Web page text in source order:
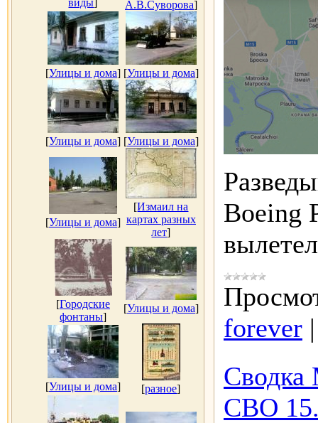
виды А.В.Суворова]
[Улицы и дома] [Улицы и дома]
[Улицы и дома] [Улицы и дома]
[Улицы и дома]
[Измаил на
картах разных
лет]
[Городские
фонтаны]
[Улицы и дома]
[Улицы и дома] [разное]
Boeing
forever
Сводка
СВО